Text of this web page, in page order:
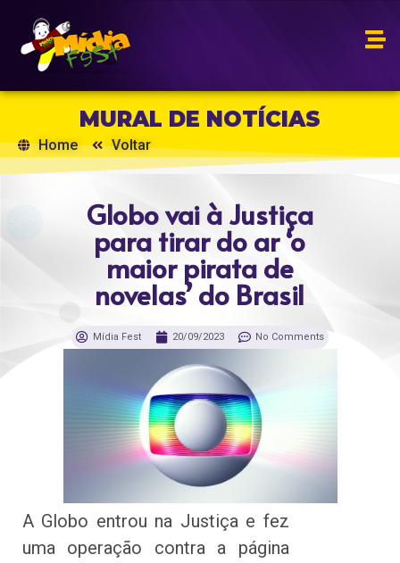
MURAL DE NOTÍCIAS
Home Voltar
Globo vai à Justiça
para tirar do ar ‘o
maior pirata de
novelas’ do Brasil
Mídia Fest 20/09/2023 No Comments
A Globo entrou na Justiça e fez
uma operação contra a página